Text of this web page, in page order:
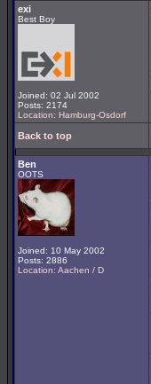
exi
Best Boy
Joined: 02 Jul 2002
Posts: 2174
Location: Hamburg-Osdorf
Back to top
Ben
OOTS
Joined: 10 May 2002
Posts: 2886
Location: Aachen / D